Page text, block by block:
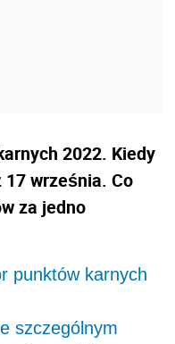
2022. Kiedy
września. Co
za jedno
punktów karnych
szczególnym